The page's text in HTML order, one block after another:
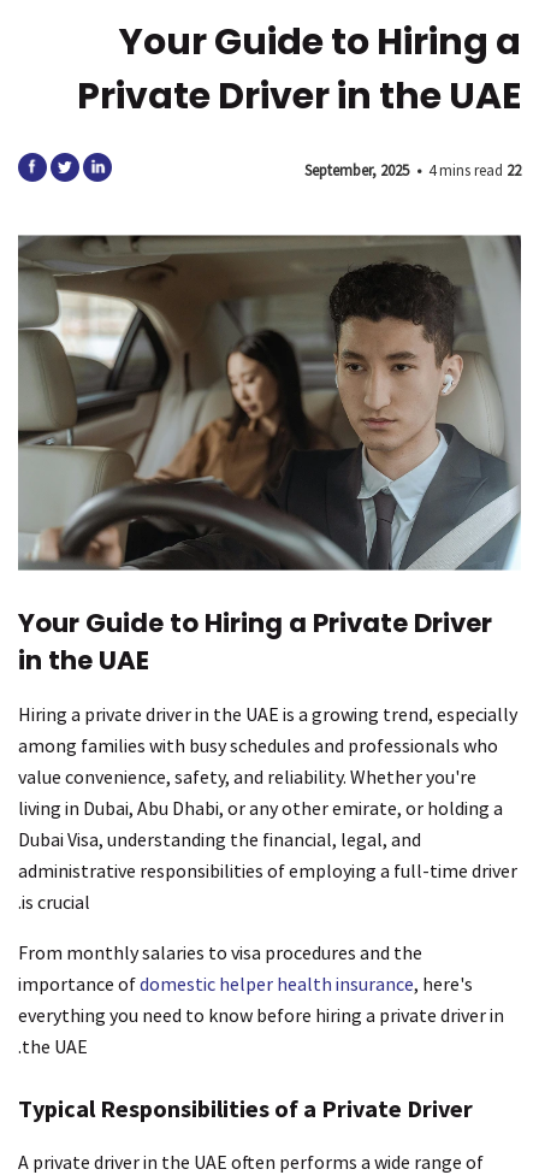
Your Guide to Hiring a
Private Driver in the UAE
22 September, 2025
• 4 mins read
Your Guide to Hiring a Private Driver
in the UAE
Hiring a private driver in the UAE is a growing trend, especially
among families with busy schedules and professionals who
value convenience, safety, and reliability. Whether you're
living in Dubai, Abu Dhabi, or any other emirate, or holding a
Dubai Visa, understanding the financial, legal, and
administrative responsibilities of employing a full-time driver
is crucial.
From monthly salaries to visa procedures and the
importance ofdomestic helper health insurance, here's
everything you need to know before hiring a private driver in
the UAE.
Typical Responsibilities of a Private Driver
A private driver in the UAE often performs a wide range of